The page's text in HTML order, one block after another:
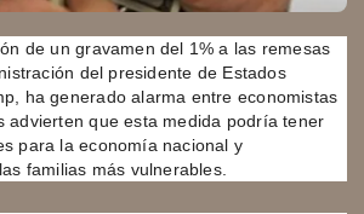
de un gravamen del 1% a las remesas
del presidente de Estados
ha generado alarma entre economistas
advierten que esta medida podría tener
para la economía nacional y
familias más vulnerables.